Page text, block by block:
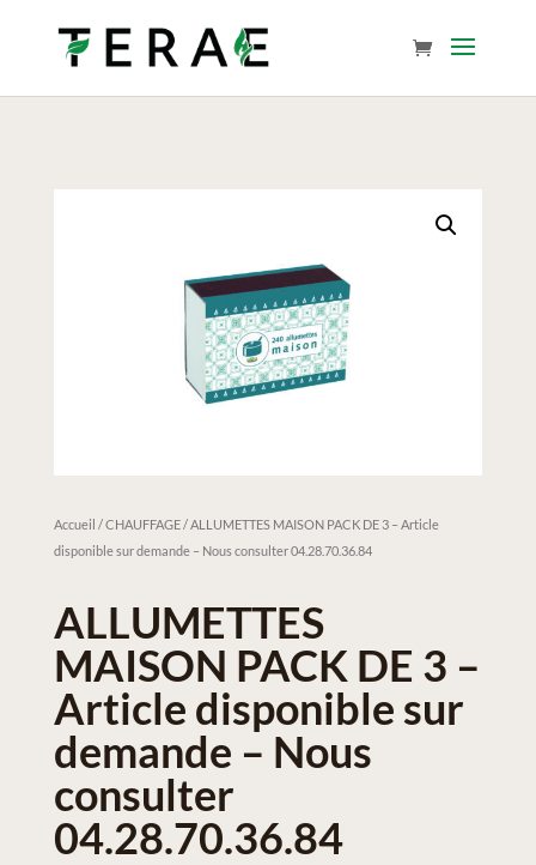
Accueil /CHAUFFAGE/ ALLUMETTES MAISON PACK DE 3 – Article
disponible sur demande – Nous consulter 04.28.70.36.84
ALLUMETTES
MAISON PACK DE 3 –
Article disponible sur
demande – Nous
consulter
04.28.70.36.84